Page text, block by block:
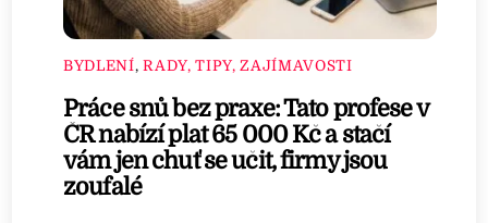
BYDLENÍ,RADY, TIPY, ZAJÍMAVOSTI
Práce snů bez praxe: Tato profese v
ČR nabízí plat 65 000 Kč a stačí
vám jen chuť se učit, firmy jsou
zoufalé